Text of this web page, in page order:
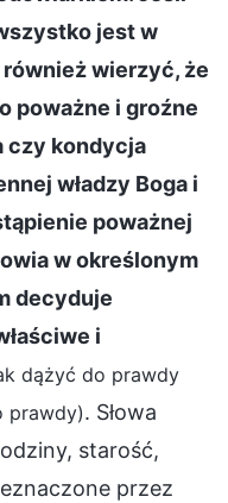
jest w
wierzyć, że
poważne i groźne
czy kondycja
władzy Boga i
poważnej
w określonym
decyduje
i
dążyć do prawdy
prawdy). Słowa
starość,
przez